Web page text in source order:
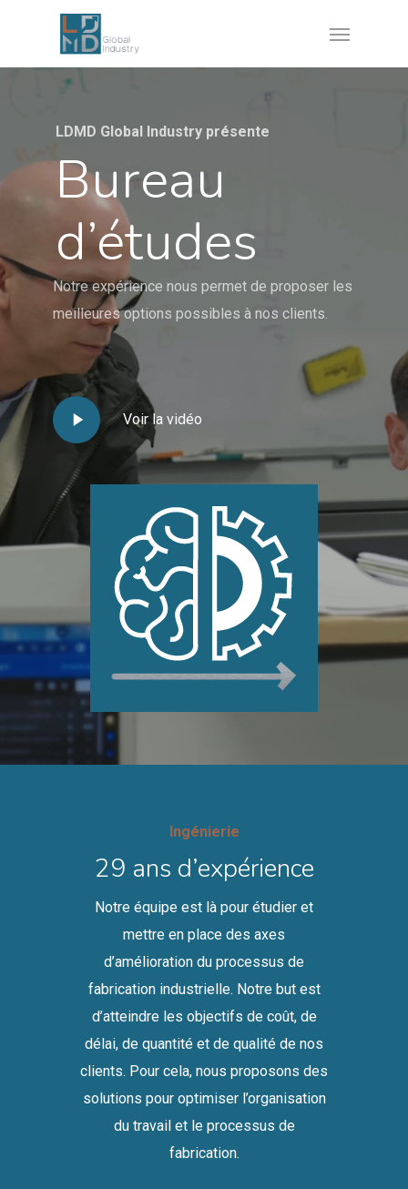
main
LDMD Global Industry présente
Bureau
d’études
Notre expérience nous permet de proposer les
meilleures options possibles à nos clients.
Play
Video
Voir la vidéo
Ingénierie
29 ans d’expérience
Notre équipe est là pour étudier et
mettre en place des axes
d’amélioration du processus de
fabrication industrielle. Notre but est
d’atteindre les objectifs de coût, de
délai, de quantité et de qualité de nos
clients. Pour cela, nous proposons des
solutions pour optimiser l’organisation
du travail et le processus de
fabrication.